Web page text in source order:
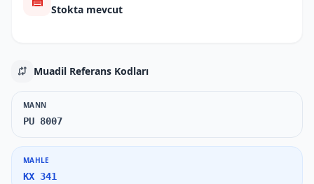
Stokta mevcut
Muadil Referans Kodları
MANN
PU 8007
MAHLE
KX 341